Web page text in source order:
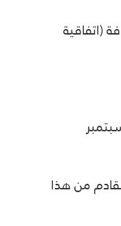
(اتفاقية
والذي حدده في شهر سبتمبر
المنظمة لبطولتي أمم إفريقيا 2025، 2027 في سبتمبر القادم من هذا